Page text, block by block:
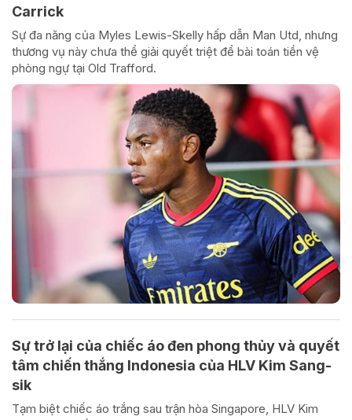
Carrick
Sự đa năng của Myles Lewis-Skelly hấp dẫn Man Utd, nhưng
thương vụ này chưa thể giải quyết triệt để bài toán tiền vệ
phòng ngự tại Old Trafford.
Sự trở lại của chiếc áo đen phong thủy và quyết
tâm chiến thắng Indonesia của HLV Kim Sang-
sik
Tạm biệt chiếc áo trắng sau trận hòa Singapore, HLV Kim